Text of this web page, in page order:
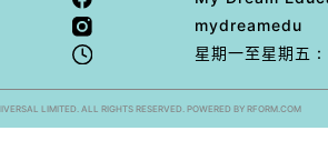
mydreamedu
星期⼀⾄星期五
LIMITED. ALL RIGHTS RESERVED. POWERED BY RFORM.COM